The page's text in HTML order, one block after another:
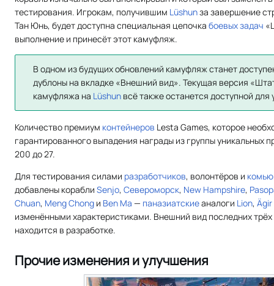
тестирования. Игрокам, получившим Lüshunза завершение
Тан Юнь, будет доступна специальная цепочка боевых задач
выполнение и принесёт этот камуфляж.
В одном из будущих обновлений камуфляж станет
дублоны на вкладке «Внешний вид». Текущая версия
камуфляжа на Lüshunвсё также останется доступной для
Количество премиум контейнеров Lesta Games, которое
гарантированного выпадения награды из группы уникальных
200 до 27.
Для тестирования силами разработчиков, волонтёров и
добавлены корабли Senjo, Североморск, New Hampshire,
Chuan, Meng Chong и Ben Ma — паназиатскиеаналоги Lion, Ägir
изменёнными характеристиками. Внешний вид последних
находится в разработке.
Прочие изменения и улучшения